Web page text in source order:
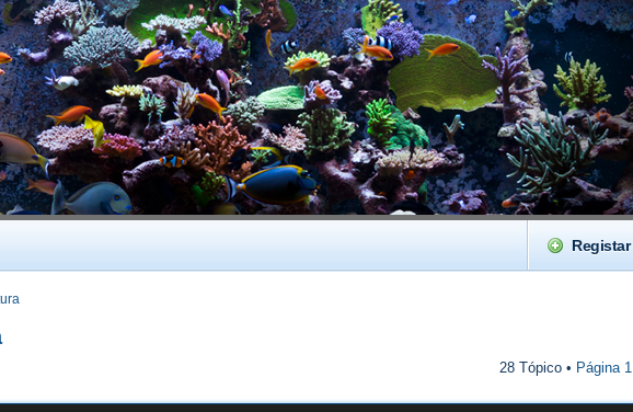
Registar
28 Tópico • Página 1